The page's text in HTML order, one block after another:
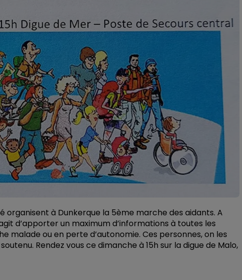
à Dunkerque la 5ème marche des aidants. A
d’apporter un maximum d’informations à toutes les
malade ou en perte d’autonomie. Ces personnes, on les
Rendez vous ce dimanche à 15h sur la digue de Malo,